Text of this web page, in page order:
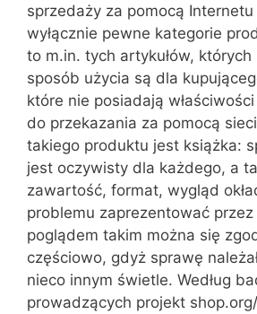
sprzedaży za pomocą
wyłącznie pewne kategorie
to m.in. tych artykułów, których
sposób użycia są dla
które nie posiadają
do przekazania za pomocą
takiego produktu jest książka:
jest oczywisty dla każdego, a
zawartość, format, wygląd
problemu zaprezentować
poglądem takim można się
częściowo, gdyż sprawę
nieco innym świetle. Według
prowadzących projekt